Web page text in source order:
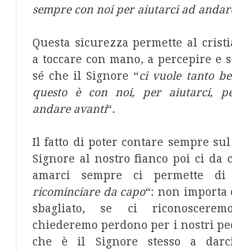
sempre con noi per aiutarci ad
Questa sicurezza permette al
a toccare con mano, a percepire e
sé che il Signore “ci vuole tanto
questo è con noi, per aiutarci,
andare avanti“.
Il fatto di poter contare sempre
Signore al nostro fianco poi ci da
amarci sempre ci permette
ricominciare da capo“: non importa
sbagliato, se ci
chiederemo perdono per i nostri
che è il Signore stesso a